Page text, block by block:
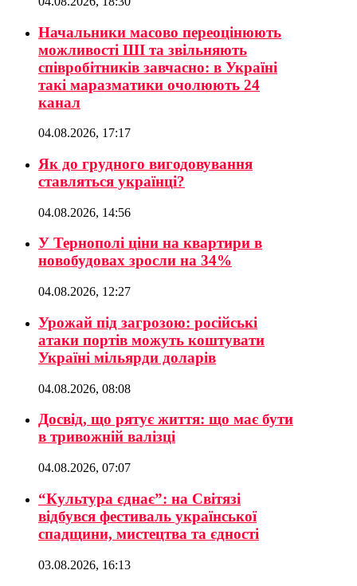
Начальники масово переоцінюють
можливості ШІ та звільняють
співробітників завчасно: в Україні
такі маразматики очолюють 24
канал
04.08.2026, 17:17
Як до грудного вигодовування
ставляться українці?
04.08.2026, 14:56
У Тернополі ціни на квартири в
новобудовах зросли на 34%
04.08.2026, 12:27
Урожай під загрозою: російські
атаки портів можуть коштувати
Україні мільярди доларів
04.08.2026, 08:08
Досвід, що рятує життя: що має бути
в тривожній валізці
04.08.2026, 07:07
“Культура єднає”: на Світязі
відбувся фестиваль української
спадщини, мистецтва та єдності
03.08.2026, 16:13